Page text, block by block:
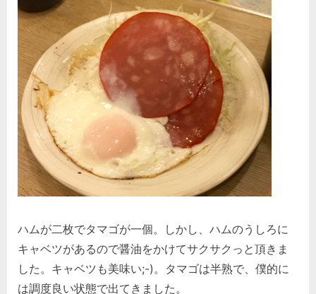
ハムが二枚でタマゴが一個。しかし、ハムのうしろに
キャベツがあるので醤油をかけてサクサクっと頂きま
した。キャベツも美味い;-)。タマゴは半熟で、僕的に
は調度良い状態で出てきました。